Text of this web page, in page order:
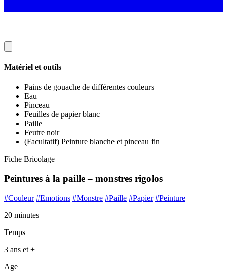
Matériel et outils
Pains de gouache de différentes couleurs
Eau
Pinceau
Feuilles de papier blanc
Paille
Feutre noir
(Facultatif) Peinture blanche et pinceau fin
Fiche Bricolage
Peintures à la paille – monstres rigolos
#Couleur #Emotions #Monstre #Paille #Papier #Peinture
20 minutes
Temps
3 ans et +
Age